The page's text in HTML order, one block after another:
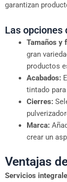
garantizan
Las opciones
Tamaños y
gran
productos
Acabados:
tintado
Cierres:
Marca:
crear un
Ventajas
Servicios